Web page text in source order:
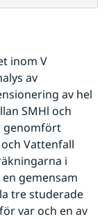
inom V
av
av hel
SMHl och
genomfört
Vattenfall
i
gemensam
tre studerade
var och en av